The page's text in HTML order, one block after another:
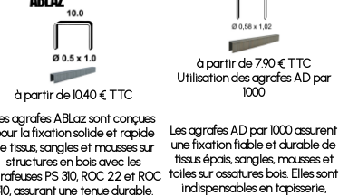
à partir de 10.40 € TTC
agrafes ABLaz sont conçues
la fixation solide et rapide
tissus, sangles et mousses sur
structures en bois avec les
PS 310, ROC 22 et ROC
assurant une tenue durable.
à partir de 7.90 € TTC
Utilisation des agrafes AD par
1000
Les agrafes AD par 1000 assurent
une fixation fiable et durable de
tissus épais, sangles, mousses et
toiles sur ossatures bois. Elles sont
indispensables en tapisserie,